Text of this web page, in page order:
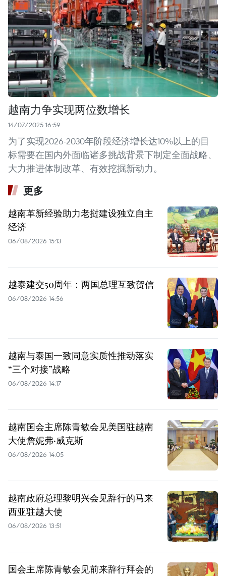
越南力争实现两位数增长
14/07/2025 16:59
为了实现2026-2030年阶段经济增长达10%以上的目
标需要在国内外面临诸多挑战背景下制定全面战略、
大力推进体制改革、有效挖掘新动力。
更多
越南革新经验助力老挝建设独立自主
经济
06/08/2026 15:13
越泰建交50周年：两国总理互致贺信
06/08/2026 14:56
越南与泰国一致同意实质性推动落实
“三个对接”战略
06/08/2026 14:17
越南国会主席陈青敏会见美国驻越南
大使詹妮弗·威克斯
06/08/2026 14:05
越南政府总理黎明兴会见辞行的马来
西亚驻越大使
06/08/2026 13:51
国会主席陈青敏会见前来辞行拜会的